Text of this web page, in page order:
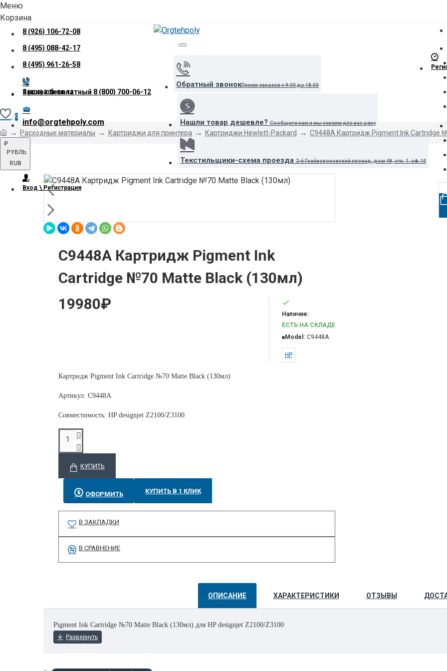
Меню
Корзина
8 (926) 106-72-08
8 (495) 088-42-17
8 (495) 961-26-58
Звонок бесплатный 8 (800) 700-06-12
info@orgtehpoly.com
₽
РУБЛЬ
RUB
Вход \ Регистрация
Обратный звонокПрием заказов с 9:00 до 18:00
Нашли товар дешевле? Сообщите нам и мы снизим для вас цену
Текстильщики-схема проезда 2-й Грайвороновский проезд, дом 48, стр. 1. оф.10
8 (800) 700-06-12
0
Расходные материалы Картриджи для принтера Картриджи Hewlett-Packard C9448A Картридж Pigment Ink Cartridge
C9448A Картридж Pigment Ink
Cartridge №70 Matte Black (130мл)
19980₽
Наличие:
ЕСТЬ НА СКЛАДЕ
Model: C9448A
НР
Картридж Pigment Ink Cartridge №70 Matte Black (130мл)
Артикул: C9448A
Совместимость: HP designjet Z2100/Z3100
КУПИТЬ
ОФОРМИТЬ КУПИТЬ В 1 КЛИК
В ЗАКЛАДКИ
В СРАВНЕНИЕ
ОПИСАНИЕ ХАРАКТЕРИСТИКИ ОТЗЫВЫ
Pigment Ink Cartridge №70 Matte Black (130мл) для HP designjet Z2100/Z3100